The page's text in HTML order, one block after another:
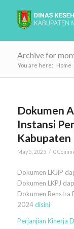
Archive for
You are here: Home
Dokumen
Instansi
Kabupaten
May 5, 2023 / 0
Dokumen LKJiP
Dokumen LKPJ
Dokumen Renstra
2024disini
Perjanjian Kinerja